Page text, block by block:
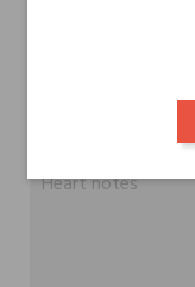
Heart notes